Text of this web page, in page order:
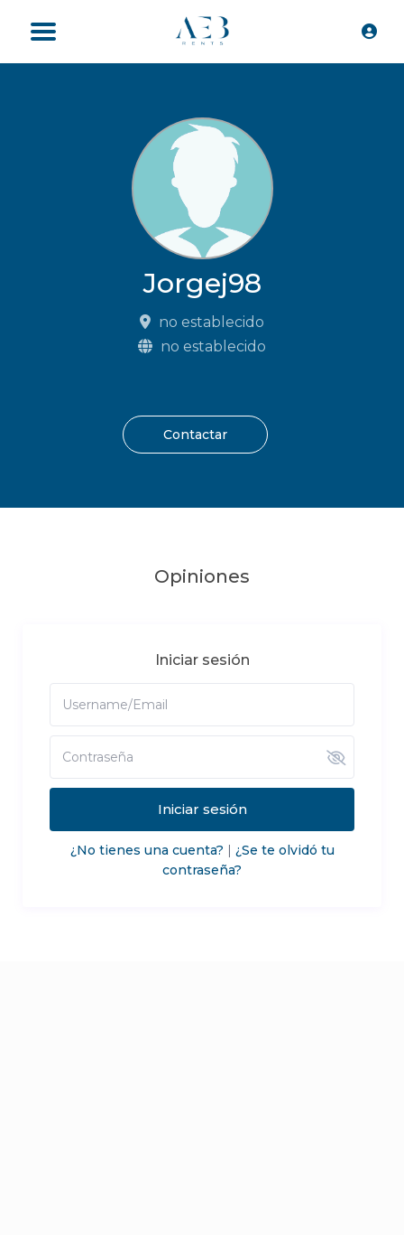
Jorgej98
no establecido
no establecido
Contactar
Opiniones
Iniciar sesión
Iniciar sesión
¿No tienes una cuenta? | ¿Se te olvidó tu
contraseña?